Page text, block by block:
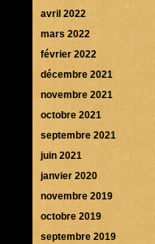
avril 2022
mars 2022
février 2022
décembre 2021
novembre 2021
octobre 2021
septembre 2021
juin 2021
janvier 2020
novembre 2019
octobre 2019
septembre 2019